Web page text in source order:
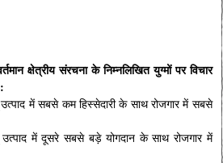
क्षेत्रीय संरचना के निम्नलिखित युग्मों पर विचार
में सबसे कम हिस्सेदारी के साथ रोजगार में सबसे
में दूसरे सबसे बड़े योगदान के साथ रोजगार में